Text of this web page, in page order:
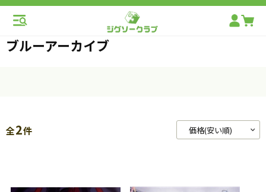
ブルーアーカイブ
全2件